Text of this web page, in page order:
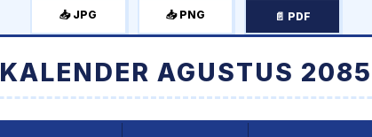
📥 JPG 📥 PNG 📄 PDF
KALENDER AGUSTUS 2085